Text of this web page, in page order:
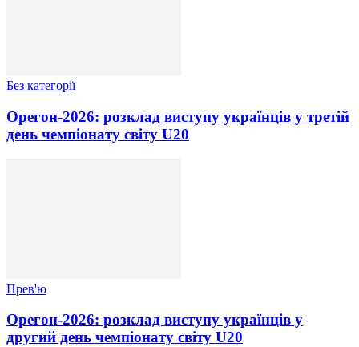
Без категорії
Орегон-2026: розклад виступу українців у третій
день чемпіонату світу U20
Прев'ю
Орегон-2026: розклад виступу українців у
другий день чемпіонату світу U20